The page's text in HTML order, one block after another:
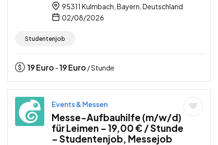
95311 Kulmbach, Bayern, Deutschland
02/08/2026
Studentenjob
19Euro -19Euro / Stunde
Events & Messen
Messe-Aufbauhilfe (m/w/d)
für Leimen – 19,00 € / Stunde
– Studentenjob, Messejob